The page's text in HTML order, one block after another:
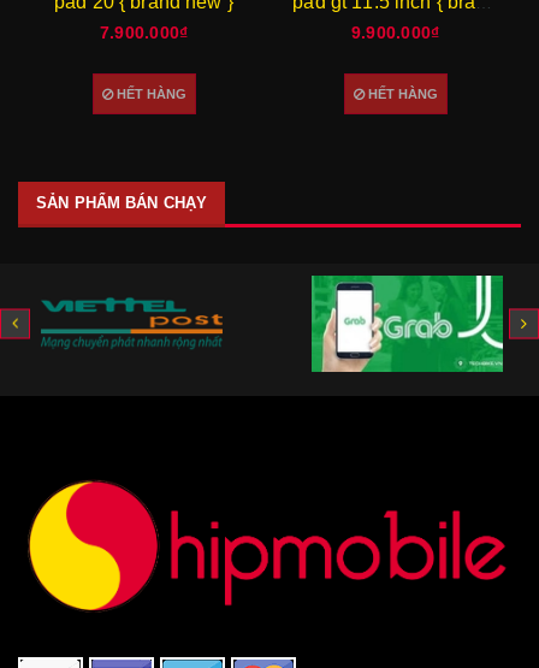
7.900.000₫
HẾT HÀNG
new }
9.900.000₫
HẾT HÀNG
SẢN PHẨM BÁN CHẠY